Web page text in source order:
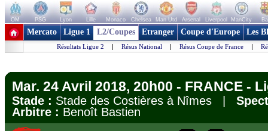
OM PSG Lyon Lille Monaco Chelsea Man Utd Arsenal Liverpool ManCity
+ de clubs
Mercato Ligue 1 L2/Coupes Etranger Coupe d'Europe Les
Résultats Ligue 2 | Résus National | Résus Coupe de France |
Mar. 24 Avril 2018, 20h00 - FRANCE -
Stade : Stade des Costières à Nîmes |
Arbitre : Benoît Bastien